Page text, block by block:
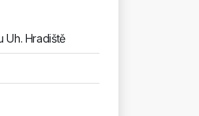
Uh. Hradiště